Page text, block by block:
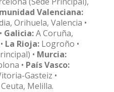
Valenciana:
Orihuela, Valencia •
Galicia:A Coruña,
La Rioja: Logroño •
• Murcia:
• País Vasco:
Gasteiz •
Ceuta, Melilla.